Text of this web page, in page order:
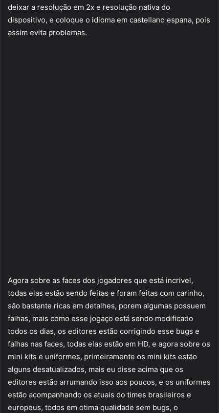
deixar a resolução em 2x e resolução nativa do
dispositivo, e coloque o idioma em castellano espana, pois
assim evita problemas.
Agora sobre as faces dos jogadores que está incrivel,
todas elas estão sendo feitas e foram feitas com carinho,
são bastante ricas em detalhes, porem algumas possuem
falhas, mais como esse jogaço está sendo modificado
todos os dias, os editores estão corrigindo esse bugs e
falhas nas faces, todas elas estão em HD, e agora sobre os
mini kits e uniformes, primeiramente os mini kits estão
alguns desatualizados, mais eu disse acima que os
editores estão arrumando isso aos poucos, e os uniformes
estão acompanhando os atuais do times brasileiros e
europeus, todos em otima qualidade sem bugs, o